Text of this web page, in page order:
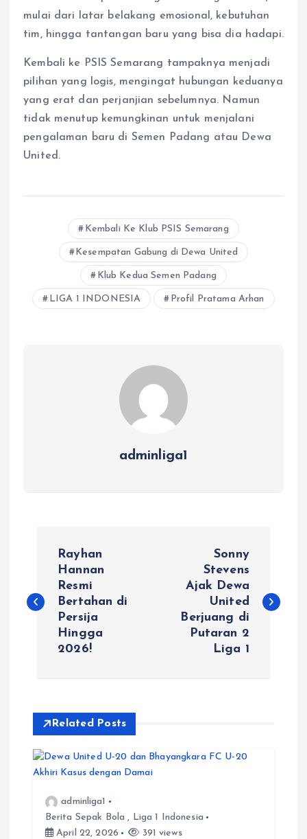
mulai dari latar belakang emosional, kebutuhan
tim, hingga tantangan baru yang bisa dia hadapi.
​Kembali ke PSIS Semarang tampaknya menjadi
pilihan yang logis, mengingat hubungan keduanya
yang erat dan perjanjian sebelumnya. Namun
tidak menutup kemungkinan untuk menjalani
pengalaman baru di Semen Padang atau Dewa
United.
Kembali Ke Klub PSIS Semarang
Kesempatan Gabung di Dewa United
Klub Kedua Semen Padang
LIGA 1 INDONESIA Profil Pratama Arhan
adminliga1
s
a
v
Rayhan
Hannan
Resmi
Bertahan di
Persija
Hingga
2026!
Sonny
Stevens
Ajak Dewa
United
Berjuang di
Putaran 2
Liga 1
Related Posts
adminliga1
Berita Sepak Bola , Liga 1 Indonesia
April 22, 2026
391 views